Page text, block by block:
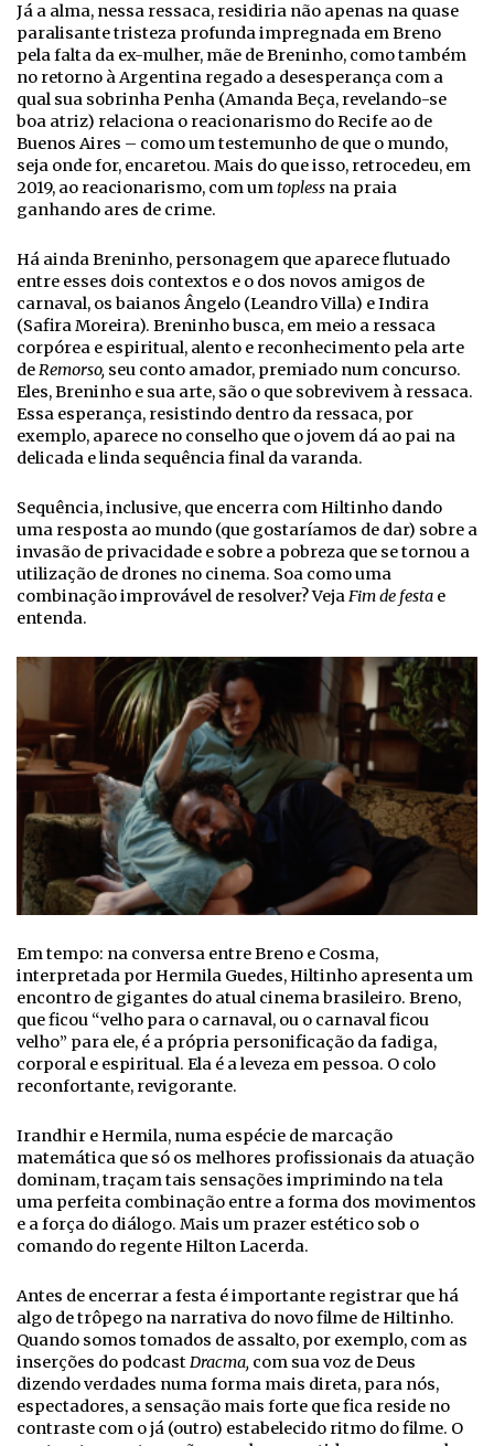
Já a alma, nessa ressaca, residiria não apenas na quase
paralisante tristeza profunda impregnada em Breno
pela falta da ex-mulher, mãe de Breninho, como também
no retorno à Argentina regado a desesperança com a
qual sua sobrinha Penha (Amanda Beça, revelando-se
boa atriz) relaciona o reacionarismo do Recife ao de
Buenos Aires – como um testemunho de que o mundo,
seja onde for, encaretou. Mais do que isso, retrocedeu, em
2019, ao reacionarismo, com umtopless na praia
ganhando ares de crime.
Há ainda Breninho, personagem que aparece flutuado
entre esses dois contextos e o dos novos amigos de
carnaval, os baianos Ângelo (Leandro Villa) e Indira
(Safira Moreira). Breninho busca, em meio a ressaca
corpórea e espiritual, alento e reconhecimento pela arte
deRemorso, seu conto amador, premiado num concurso.
Eles, Breninho e sua arte, são o que sobrevivem à ressaca.
Essa esperança, resistindo dentro da ressaca, por
exemplo, aparece no conselho que o jovem dá ao pai na
delicada e linda sequência final da varanda.
Sequência, inclusive, que encerra com Hiltinho dando
uma resposta ao mundo (que gostaríamos de dar) sobre a
invasão de privacidade e sobre a pobreza que se tornou a
utilização de drones no cinema. Soa como uma
combinação improvável de resolver? VejaFim de festa e
entenda.
Em tempo: na conversa entre Breno e Cosma,
interpretada por Hermila Guedes, Hiltinho apresenta um
encontro de gigantes do atual cinema brasileiro. Breno,
que ficou “velho para o carnaval, ou o carnaval ficou
velho” para ele, é a própria personificação da fadiga,
corporal e espiritual. Ela é a leveza em pessoa. O colo
reconfortante, revigorante.
Irandhir e Hermila, numa espécie de marcação
matemática que só os melhores profissionais da atuação
dominam, traçam tais sensações imprimindo na tela
uma perfeita combinação entre a forma dos movimentos
e a força do diálogo. Mais um prazer estético sob o
comando do regente Hilton Lacerda.
Antes de encerrar a festa é importante registrar que há
algo de trôpego na narrativa do novo filme de Hiltinho.
Quando somos tomados de assalto, por exemplo, com as
inserções do podcastDracma, com sua voz de Deus
dizendo verdades numa forma mais direta, para nós,
espectadores, a sensação mais forte que fica reside no
contraste com o já (outro) estabelecido ritmo do filme. O